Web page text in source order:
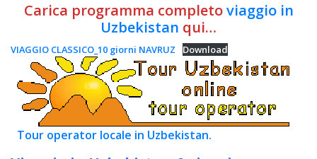
Carica programma completoviaggio in
Uzbekistan qui…
VIAGGIO CLASSICO_10 giorni NAVRUZ Download
Tour operator locale in Uzbekistan.